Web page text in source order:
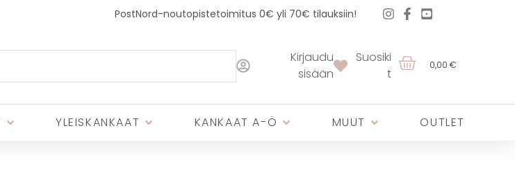
PostNord-noutopistetoimitus 0€ yli 70€ tilauksiin!
Kirjaudu
sisään
Suosiki
t
0,00 €
YLEISKANKAAT KANKAAT A-Ö MUUT OUTLET